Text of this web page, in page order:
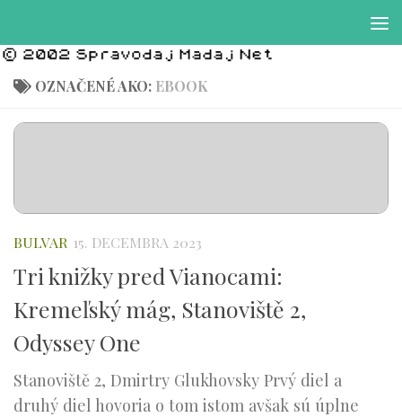
OZNAČENÉ AKO: EBOOK
BULVAR 15. DECEMBRA 2023
Tri knižky pred Vianocami:
Kremeľský mág, Stanoviště 2,
Odyssey One
Stanoviště 2, Dmirtry Glukhovsky Prvý diel a
druhý diel hovoria o tom istom avšak sú úplne